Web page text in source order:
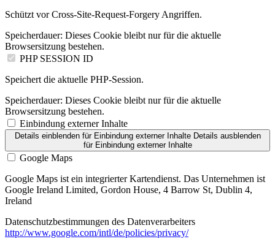
Schützt vor Cross-Site-Request-Forgery Angriffen.
Speicherdauer: Dieses Cookie bleibt nur für die aktuelle
Browsersitzung bestehen.
PHP SESSION ID
Speichert die aktuelle PHP-Session.
Speicherdauer: Dieses Cookie bleibt nur für die aktuelle
Browsersitzung bestehen.
Einbindung externer Inhalte
Details einblendenfür Einbindung externer Inhalte Details ausblenden
für Einbindung externer Inhalte
Google Maps
Google Maps ist ein integrierter Kartendienst. Das Unternehmen ist
Google Ireland Limited, Gordon House, 4 Barrow St, Dublin 4,
Ireland
Datenschutzbestimmungen des Datenverarbeiters
http://www.google.com/intl/de/policies/privacy/